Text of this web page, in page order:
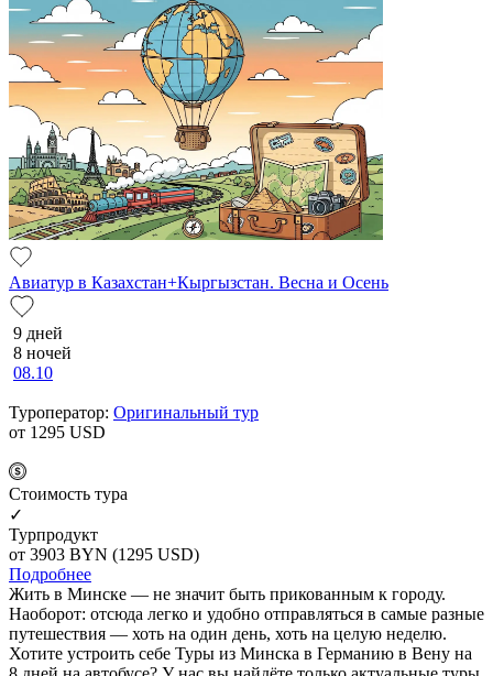
Авиатур в Казахстан+Кыргызстан. Весна и Осень
9 дней
8 ночей
08.10
Туроператор: Оригинальный тур
от 1295 USD
Cтоимость тура
✓
Турпродукт
от 3903 BYN (1295 USD)
Подробнее
Жить в Минске — не значит быть прикованным к городу.
Наоборот: отсюда легко и удобно отправляться в самые разные
путешествия — хоть на один день, хоть на целую неделю.
Хотите устроить себе Туры из Минска в Германию в Вену на